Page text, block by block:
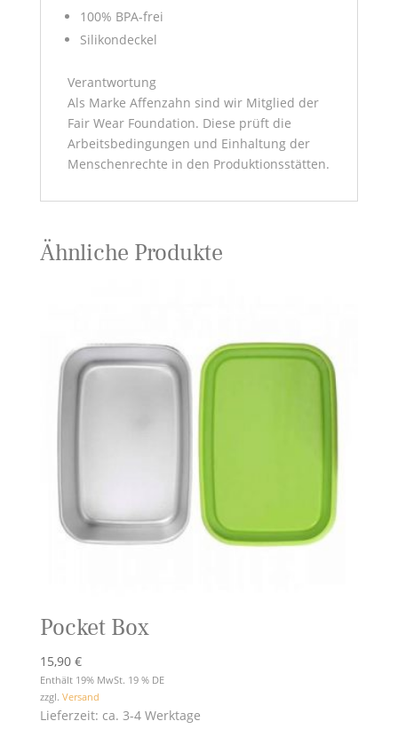
100% BPA-frei
Silikondeckel
Verantwortung
Als Marke Affenzahn sind wir Mitglied der
Fair Wear Foundation. Diese prüft die
Arbeitsbedingungen und Einhaltung der
Menschenrechte in den Produktionsstätten.
Ähnliche Produkte
Pocket Box
15,90 €
Enthält 19% MwSt. 19 % DE
zzgl. Versand
Lieferzeit: ca. 3-4 Werktage